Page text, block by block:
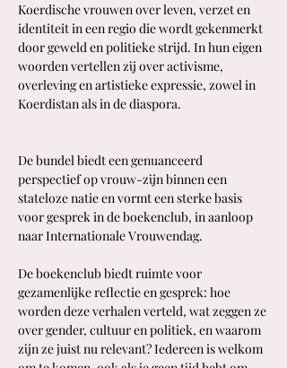
Koerdische vrouwen over leven, verzet en
identiteit in een regio die wordt gekenmerkt
door geweld en politieke strijd. In hun eigen
woorden vertellen zij over activisme,
overleving en artistieke expressie, zowel in
Koerdistan als in de diaspora.
De bundel biedt een genuanceerd
perspectief op vrouw-zijn binnen een
stateloze natie en vormt een sterke basis
voor gesprek in de boekenclub, in aanloop
naar Internationale Vrouwendag.
De boekenclub biedt ruimte voor
gezamenlijke reflectie en gesprek: hoe
worden deze verhalen verteld, wat zeggen ze
over gender, cultuur en politiek, en waarom
zijn ze juist nu relevant? Iedereen is welkom